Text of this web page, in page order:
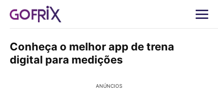
Conheça o melhor app de trena
digital para medições
ANÚNCIOS